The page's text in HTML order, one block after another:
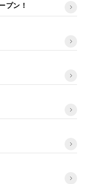
プン！